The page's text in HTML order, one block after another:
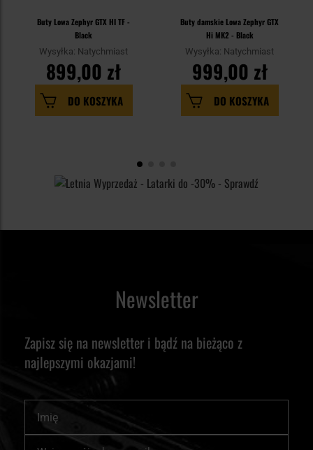
Buty Lowa Zephyr GTX HI TF -
Black
Wysyłka: Natychmiast
899,00 zł
DO KOSZYKA
Buty damskie Lowa Zephyr GTX
Hi MK2 - Black
Wysyłka: Natychmiast
999,00 zł
DO KOSZYKA
Newsletter
Zapisz się na newsletter i bądź na bieżąco z
najlepszymi okazjami!